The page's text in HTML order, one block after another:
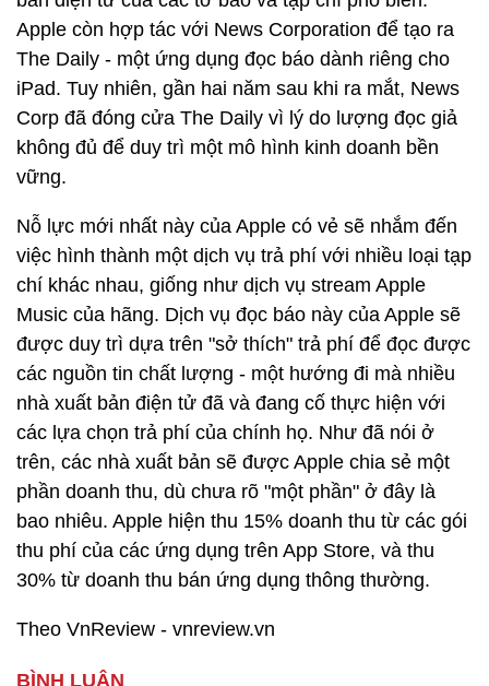
Apple còn hợp tác với News Corporation để tạo ra
The Daily - một ứng dụng đọc báo dành riêng cho
iPad. Tuy nhiên, gần hai năm sau khi ra mắt, News
Corp đã đóng cửa The Daily vì lý do lượng đọc giả
không đủ để duy trì một mô hình kinh doanh bền
vững.
Nỗ lực mới nhất này của Apple có vẻ sẽ nhắm đến
việc hình thành một dịch vụ trả phí với nhiều loại tạp
chí khác nhau, giống như dịch vụ stream Apple
Music của hãng. Dịch vụ đọc báo này của Apple sẽ
được duy trì dựa trên "sở thích" trả phí để đọc được
các nguồn tin chất lượng - một hướng đi mà nhiều
nhà xuất bản điện tử đã và đang cố thực hiện với
các lựa chọn trả phí của chính họ. Như đã nói ở
trên, các nhà xuất bản sẽ được Apple chia sẻ một
phần doanh thu, dù chưa rõ "một phần" ở đây là
bao nhiêu. Apple hiện thu 15% doanh thu từ các gói
thu phí của các ứng dụng trên App Store, và thu
30% từ doanh thu bán ứng dụng thông thường.
Theo VnReview - vnreview.vn